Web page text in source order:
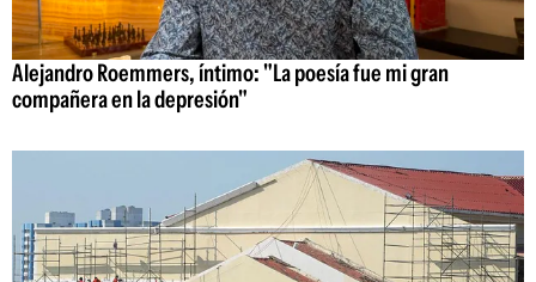
Alejandro Roemmers, íntimo: "La poesía fue mi gran
compañera en la depresión"